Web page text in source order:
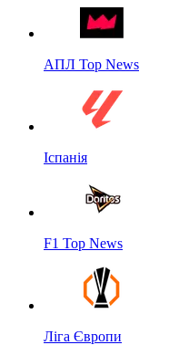
АПЛ Top News
Іспанія
F1 Top News
Ліга Європи